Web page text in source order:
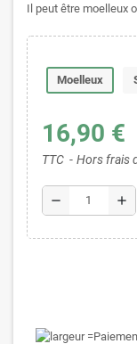
Il peut être moelleux
Moelleux
16,90 €
TTC Hors frais
remove add